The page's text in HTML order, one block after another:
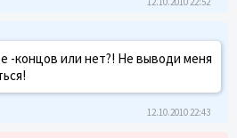
-концов или нет?! Не выводи меня
12.10.2010 22:43